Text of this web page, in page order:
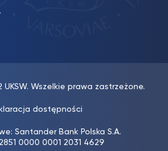
Wszelkie prawa zastrzeżone.
dostępności
Santander Bank Polska S.A.
0000 0001 2031 4629